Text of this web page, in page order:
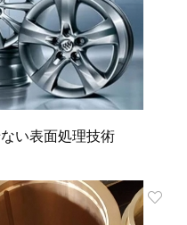
い表面処理技術